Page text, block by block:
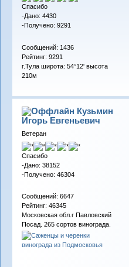
Спасибо
-Дано: 4430
-Получено: 9291
Сообщений: 1436
Рейтинг: 9291
г.Тула широта: 54°12' высота
210м
Кузьмин
Игорь Евгеньевич
Ветеран
Спасибо
-Дано: 38152
-Получено: 46304
Сообщений: 6647
Рейтинг: 46345
Московская обл.г Павловский
Посад. 265 сортов винограда.